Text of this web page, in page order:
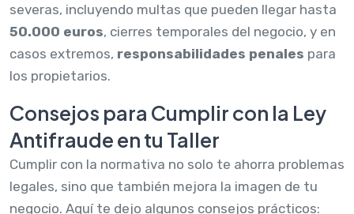
severas, incluyendo multas que pueden llegar hasta
50.000 euros, cierres temporales del negocio, y en
casos extremos, responsabilidades penales para
los propietarios.
Consejos para Cumplir con la Ley
Antifraude en tu Taller
Cumplir con la normativa no solo te ahorra problemas
legales, sino que también mejora la imagen de tu
negocio. Aquí te dejo algunos consejos prácticos: